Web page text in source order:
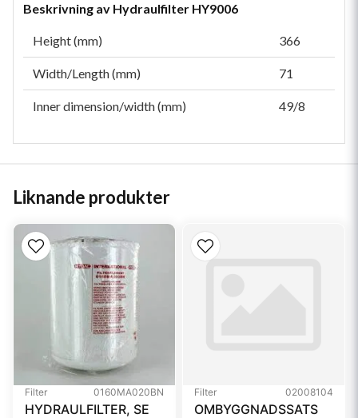
Beskrivning av Hydraulfilter HY9006
Height (mm) 366
Width/Length (mm) 71
Inner dimension/width (mm) 49/8
Liknande produkter
Filter 0160MA020BN
HYDRAULFILTER, SE
Filter 02008104
OMBYGGNADSSATS